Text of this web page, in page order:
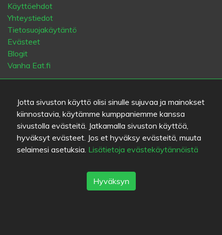
Jotta sivuston käyttö olisi sinulle sujuvaa ja mainokset
kiinnostavia, käytämme kumppaniemme kanssa
sivustolla evästeitä. Jatkamalla sivuston käyttöä,
hyväksyt evästeet. Jos et hyväksy evästeitä, muuta
selaimesi asetuksia. Lisätietoja evästekäytännöistä
Hyväksyn
Käyttöehdot
Yhteystiedot
Tietosuojakäytäntö
Evästeet
Blogit
Vanha Eat.fi
Helsinki München Tampere Turku
Vantaa Kuopio
Rovaniemi
Seinäjoki
Kotka
Mikkeli
DE